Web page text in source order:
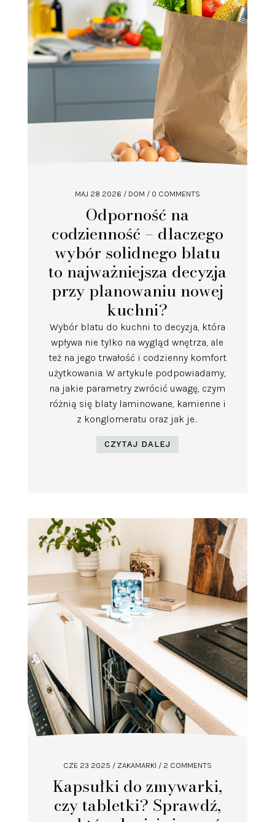
Odporność na
codzienność – dlaczego
wybór solidnego blatu
to najważniejsza decyzja
przy planowaniu nowej
kuchni?
MAJ 28 2026 / DOM / 0 COMMENTS
Wybór blatu do kuchni to decyzja, która
wpływa nie tylko na wygląd wnętrza, ale
też na jego trwałość i codzienny komfort
użytkowania. W artykule podpowiadamy,
na jakie parametry zwrócić uwagę, czym
różnią się blaty laminowane, kamienne i
z konglomeratu oraz jak je...
CZYTAJ DALEJ
Kapsułki do zmywarki,
czy tabletki? Sprawdź,
CZE 23 2025 / ZAKAMARKI / 2 COMMENTS